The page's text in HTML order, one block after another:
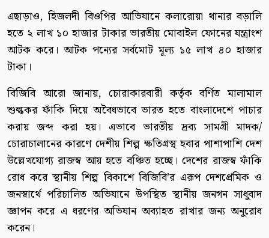
এছাড়াও, হিজলদী বিওপির আভিযানে কলারোয়া থানার বড়ালি
হতে ২ লাখ ১০ হাজার টাকার ভারতীয় মোবাইল ফোনের যন্ত্রাংশ
আটক করে। আটক পন্যের সর্বমোট মূল্য ১৫ লাখ ৪০ হাজার
টাকা।
বিজিবি আরো জানায়, চোরাকারবারী কর্তৃক বর্ণিত মালামাল
শুল্ককর ফাঁকি দিয়ে অবৈধভাবে ভারত হতে বাংলাদেশে পাচার
করায় জব্দ করা হয়। এভাবে ভারতীয় দ্রব্য সামগ্রী মাদক/
চোরাচালানের কারণে দেশীয় শিল্প ক্ষতিগ্রস্থ হবার পাশাপাশি দেশ
উল্লেখযোগ্য রাজস্ব আয় হতে বঞ্চিত হচ্ছে। দেশের রাজস্ব ফাঁকি
রোধ করে স্থানীয় শিল্প বিকাশে বিজিবি’র এরূপ দেশপ্রেমিক ও
জনস্বার্থে পরিচালিত অভিযানে উপস্থিত স্থানীয় জনগন সাধুবাদ
জ্ঞাপন করে এ ধরণের অভিযান অব্যাহত রাখার জন্য অনুরোধ
করেন।